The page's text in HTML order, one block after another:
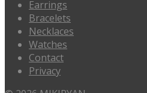
Earrings
Bracelets
Necklaces
Watches
Contact
Privacy